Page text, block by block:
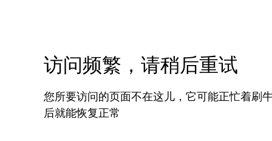
访问频繁，请稍后重试
您所要访问的页面不在这儿，它可能正忙着刷
后就能恢复正常